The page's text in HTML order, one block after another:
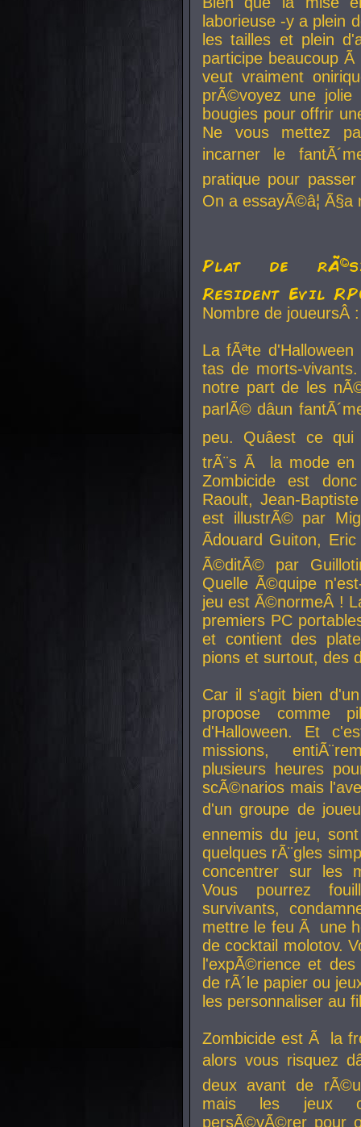
laborieuse -y a plein
les tailles et plein
participe beaucoup
veut vraiment
prÃ©voyez une
bougies pour offrir
Ne vous mettez
incarner le
pratique pour
On a essayÃ©â¦
Plat de
Resident Evil
Nombre de
La fÃªte
tas de morts-
notre part de les
parlÃ© dâun
peu. Quâest ce
trÃ¨s Ã la mode en
Zombicide est
Raoult, Jean-
est illustrÃ© par
Ãdouard Guiton,
Ã©ditÃ© par
Quelle Ã©quipe
jeu est Ã©normeÂ !
premiers PC
et contient des
pions et surtout, des
Car il s'agit bien
propose comme
d'Halloween. Et
missions,
plusieurs heures
scÃ©narios mais
d'un groupe de
ennemis du jeu,
quelques rÃ¨gles
concentrer sur les
Vous pourrez
survivants,
mettre le feu Ã une
de cocktail molotov.
l'expÃ©rience et
de rÃ´le papier ou
les personnaliser au
Zombicide est Ã la
alors vous risquez
deux avant de
mais les jeux
persÃ©vÃ©rer pour